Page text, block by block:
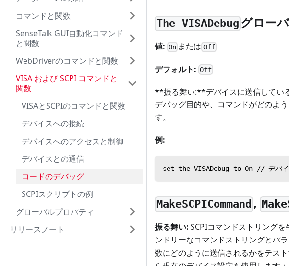
コマンドと関数
SenseTalk GUI自動化コマンド
と関数
WebDriverのコマンドと関数
VISA および SCPI コマンドと
関数
VISAとSCPIのコマンドと関数
デバイスへの接続
デバイスへのアクセスと制御
デバイスとの通信
コードのデバッグ
SCPIスクリプトの例
グローバルプロパティ
リリースノート
The VISADebug グロー
値: On または Off
デフォルト: Off
**振る舞い:**デバイスに送信してい
デバッグ目的や、コマンドがどのよ
す。
例:
set the VISADebug to On // デバイス
MakeSCPICommand ,
振る舞い: SCPIコマンドストリング
ンドリーなコマンドストリングとパ
数にどのように送信されるかをテス